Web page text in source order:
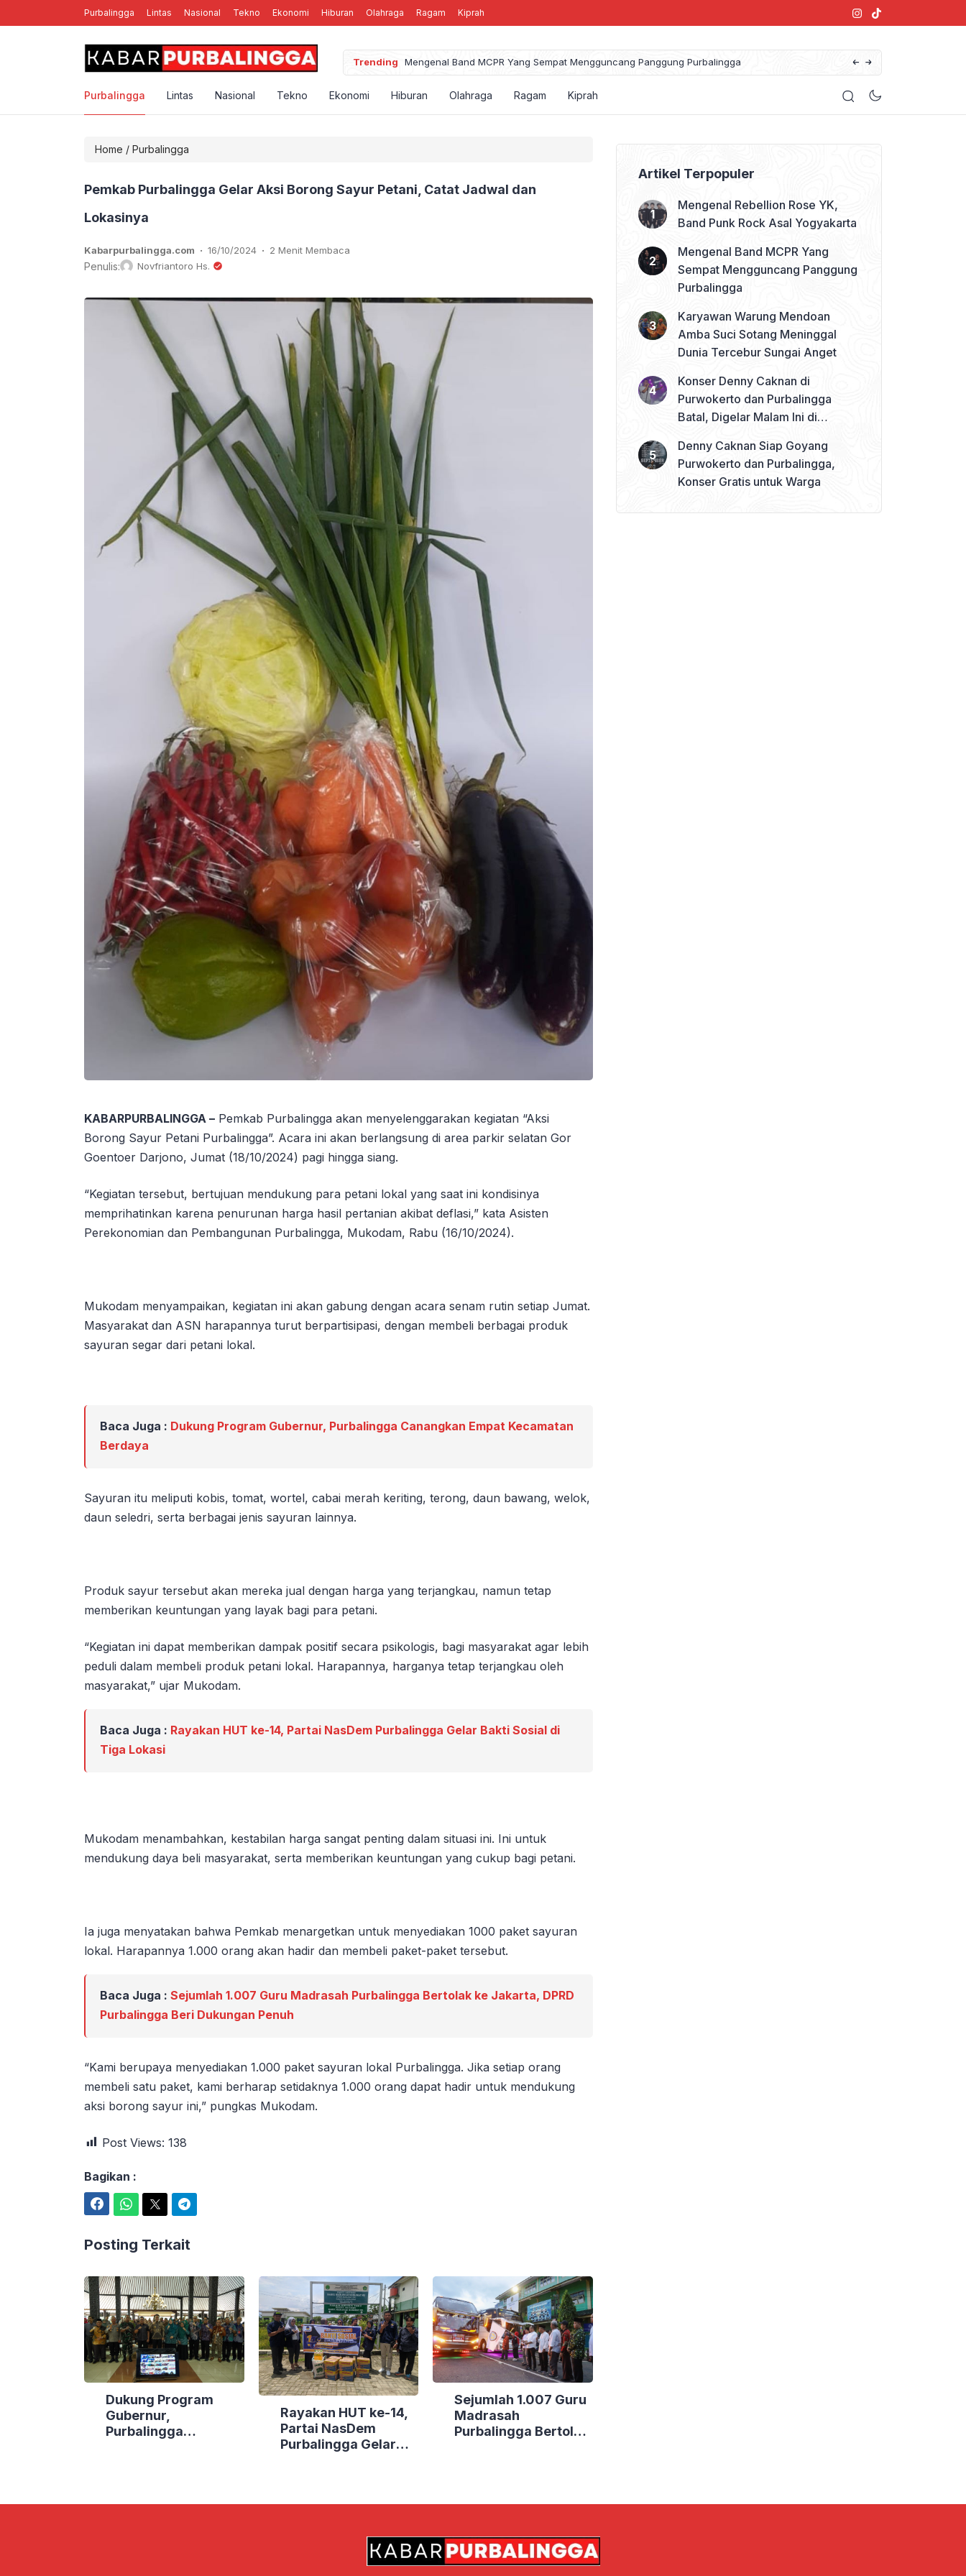
Purbalingga Lintas Nasional Tekno Ekonomi Hiburan Olahraga Ragam Kiprah
Trending
Rebellion Rose YK, Band Punk Rock Asal Yogyakarta Mengenal Band MCPR Yang Sempat Mengguncang Panggung Purbalingga
Purbalingga Lintas Nasional Tekno Ekonomi Hiburan Olahraga Ragam Kiprah
Home / Purbalingga
Pemkab Purbalingga Gelar Aksi Borong Sayur Petani, Catat Jadwal dan
Lokasinya
Kabarpurbalingga.com . 16/10/2024 . 2 Menit Membaca
Penulis: Novfriantoro Hs.
KABARPURBALINGGA – Pemkab Purbalingga akan menyelenggarakan kegiatan “Aksi
Borong Sayur Petani Purbalingga”. Acara ini akan berlangsung di area parkir selatan Gor
Goentoer Darjono, Jumat (18/10/2024) pagi hingga siang.
“Kegiatan tersebut, bertujuan mendukung para petani lokal yang saat ini kondisinya
memprihatinkan karena penurunan harga hasil pertanian akibat deflasi,” kata Asisten
Perekonomian dan Pembangunan Purbalingga, Mukodam, Rabu (16/10/2024).
Mukodam menyampaikan, kegiatan ini akan gabung dengan acara senam rutin setiap Jumat.
Masyarakat dan ASN harapannya turut berpartisipasi, dengan membeli berbagai produk
sayuran segar dari petani lokal.
Baca Juga : Dukung Program Gubernur, Purbalingga Canangkan Empat Kecamatan
Berdaya
Sayuran itu meliputi kobis, tomat, wortel, cabai merah keriting, terong, daun bawang, welok,
daun seledri, serta berbagai jenis sayuran lainnya.
Produk sayur tersebut akan mereka jual dengan harga yang terjangkau, namun tetap
memberikan keuntungan yang layak bagi para petani.
“Kegiatan ini dapat memberikan dampak positif secara psikologis, bagi masyarakat agar lebih
peduli dalam membeli produk petani lokal. Harapannya, harganya tetap terjangkau oleh
masyarakat,” ujar Mukodam.
Baca Juga : Rayakan HUT ke-14, Partai NasDem Purbalingga Gelar Bakti Sosial di
Tiga Lokasi
Mukodam menambahkan, kestabilan harga sangat penting dalam situasi ini. Ini untuk
mendukung daya beli masyarakat, serta memberikan keuntungan yang cukup bagi petani.
Ia juga menyatakan bahwa Pemkab menargetkan untuk menyediakan 1000 paket sayuran
lokal. Harapannya 1.000 orang akan hadir dan membeli paket-paket tersebut.
Baca Juga : Sejumlah 1.007 Guru Madrasah Purbalingga Bertolak ke Jakarta, DPRD
Purbalingga Beri Dukungan Penuh
“Kami berupaya menyediakan 1.000 paket sayuran lokal Purbalingga. Jika setiap orang
membeli satu paket, kami berharap setidaknya 1.000 orang dapat hadir untuk mendukung
aksi borong sayur ini,” pungkas Mukodam.
Post Views: 138
Bagikan :
Posting Terkait
Dukung Program
Gubernur,
Purbalingga
Rayakan HUT ke-14,
Partai NasDem
Purbalingga Gelar
Sejumlah 1.007 Guru
Madrasah
Purbalingga Bertolak
Artikel Terpopuler
Mengenal Rebellion Rose YK,
Band Punk Rock Asal Yogyakarta
Mengenal Band MCPR Yang
Sempat Mengguncang Panggung
Purbalingga
Karyawan Warung Mendoan
Amba Suci Sotang Meninggal
Dunia Tercebur Sungai Anget
Konser Denny Caknan di
Purwokerto dan Purbalingga
Batal, Digelar Malam Ini di
Denny Caknan Siap Goyang
Purwokerto dan Purbalingga,
Konser Gratis untuk Warga